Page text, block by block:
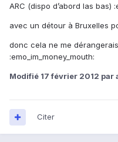
ARC (dispo d’abord las bas)
avec un détour à Bruxelles
donc cela ne me
:emo_im_money_mouth:
Modifié 17 février 2012 par
Citer